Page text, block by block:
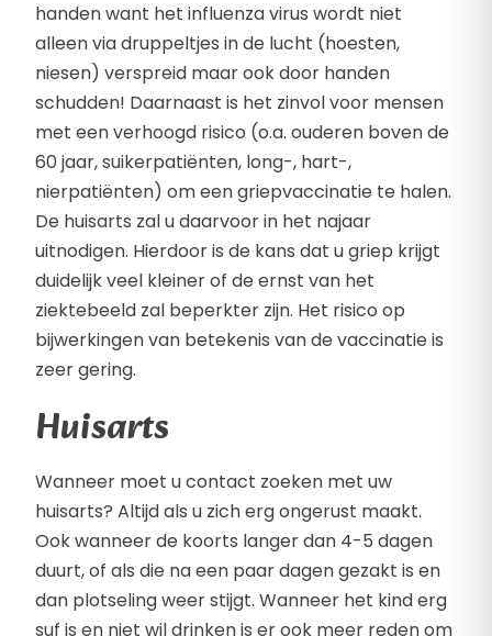
handen want het influenza virus wordt niet
alleen via druppeltjes in de lucht (hoesten,
niesen) verspreid maar ook door handen
schudden! Daarnaast is het zinvol voor mensen
met een verhoogd risico (o.a. ouderen boven de
60 jaar, suikerpatiënten, long-, hart-,
nierpatiënten) om een griepvaccinatie te halen.
De huisarts zal u daarvoor in het najaar
uitnodigen. Hierdoor is de kans dat u griep krijgt
duidelijk veel kleiner of de ernst van het
ziektebeeld zal beperkter zijn. Het risico op
bijwerkingen van betekenis van de vaccinatie is
zeer gering.
Huisarts
Wanneer moet u contact zoeken met uw
huisarts? Altijd als u zich erg ongerust maakt.
Ook wanneer de koorts langer dan 4-5 dagen
duurt, of als die na een paar dagen gezakt is en
dan plotseling weer stijgt. Wanneer het kind erg
suf is en niet wil drinken is er ook meer reden om